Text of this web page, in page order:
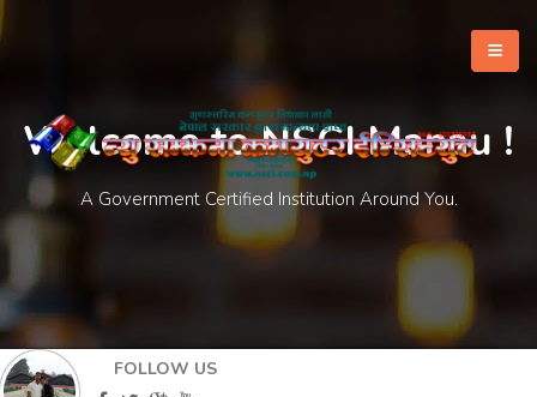
Notices
Our Services
Welcome to NSCI Manau !
A Government Certified Institution Around You.
FOLLOW US